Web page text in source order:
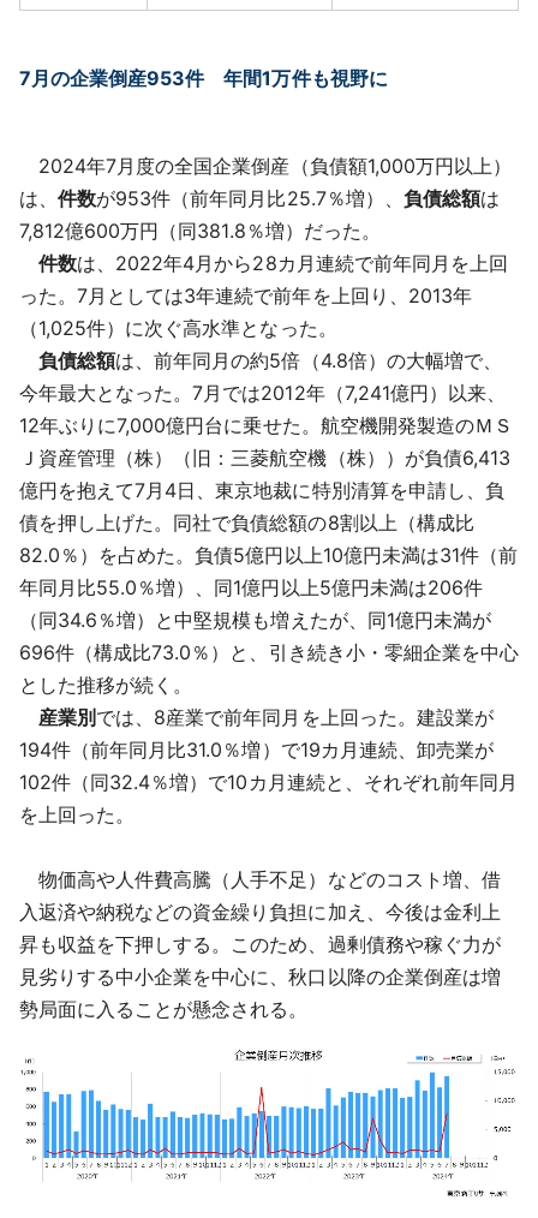
7月の企業倒産953件 年間1万件も視野に
2024年7月度の全国企業倒産（負債額1,000万円以上）
は、件数が953件（前年同月比25.7％増）、 負債総額は
7,812億600万円（同381.8％増）だった。
件数は、2022年4月から28カ月連続で前年同月を上回
った。7月としては3年連続で前年を上回り、2013年
（1,025件）に次ぐ高水準となった。
負債総額は、前年同月の約5倍（4.8倍）の大幅増で、
今年最大となった。7月では2012年（7,241億円）以来、
12年ぶりに7,000億円台に乗せた。航空機開発製造のＭＳ
Ｊ資産管理（株）（旧：三菱航空機（株））が負債6,413
億円を抱えて7月4日、東京地裁に特別清算を申請し、負
債を押し上げた。同社で負債総額の8割以上（構成比
82.0％）を占めた。負債5億円以上10億円未満は31件（前
年同月比55.0％増）、同1億円以上5億円未満は206件
（同34.6％増）と中堅規模も増えたが、同1億円未満が
696件（構成比73.0％）と、引き続き小・零細企業を中心
とした推移が続く。
産業別 では、8産業で前年同月を上回った。建設業が
194件（前年同月比31.0％増）で19カ月連続、卸売業が
102件（同32.4％増）で10カ月連続と、それぞれ前年同月
を上回った。
物価高や人件費高騰（人手不足）などのコスト増、借
入返済や納税などの資金繰り負担に加え、今後は金利上
昇も収益を下押しする。このため、過剰債務や稼ぐ力が
見劣りする中小企業を中心に、秋口以降の企業倒産は増
勢局面に入ることが懸念される。